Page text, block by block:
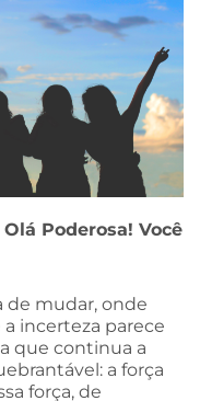
Poderosa! Você
de mudar, onde
incerteza parece
que continua a
a força
força, de